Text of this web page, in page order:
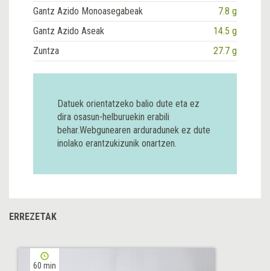
Gantz Azido Monoasegabeak
7.8 g
Gantz Azido Aseak
14.5 g
Zuntza
27.7 g
Datuek orientatzeko balio dute eta ez
dira osasun-helburuekin erabili
behar.Webgunearen arduradunek ez dute
inolako erantzukizunik onartzen.
ERREZETAK
60 min